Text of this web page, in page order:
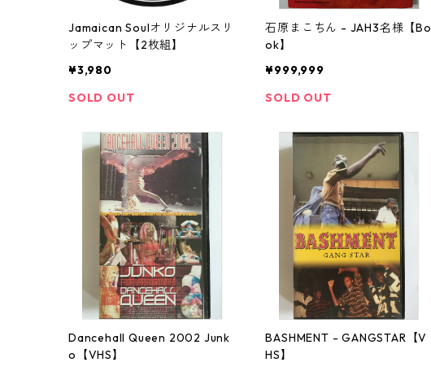
Jamaican Soulオリジナルスリ
ップマット【2枚組】
¥3,980
SOLD OUT
石原まこちん - JAH3名様【Bo
ok】
¥999,999
SOLD OUT
Dancehall Queen 2002 Junk
o【VHS】
BASHMENT - GANGSTAR【V
HS】